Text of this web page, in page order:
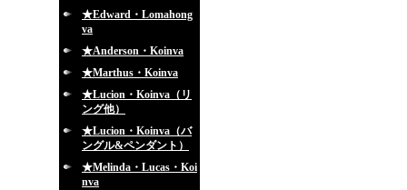
★Edward・Lomahong
va
★Anderson・Koinva
★Marthus・Koinva
★Lucion・Koinva（リ
ング他）
★Lucion・Koinva（バ
ングル&ペンダント）
★Melinda・Lucas・Koi
nva